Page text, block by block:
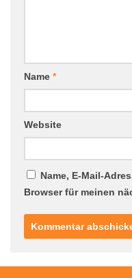
Name *
Website
Name, E-Mail-
Browser für meinen